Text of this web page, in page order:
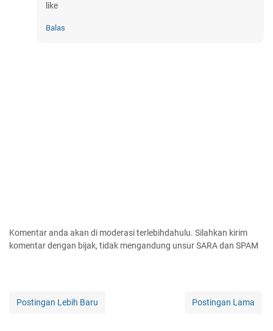
like
Balas
Komentar anda akan di moderasi terlebihdahulu. Silahkan kirim
komentar dengan bijak, tidak mengandung unsur SARA dan SPAM
Postingan Lebih Baru Postingan Lama